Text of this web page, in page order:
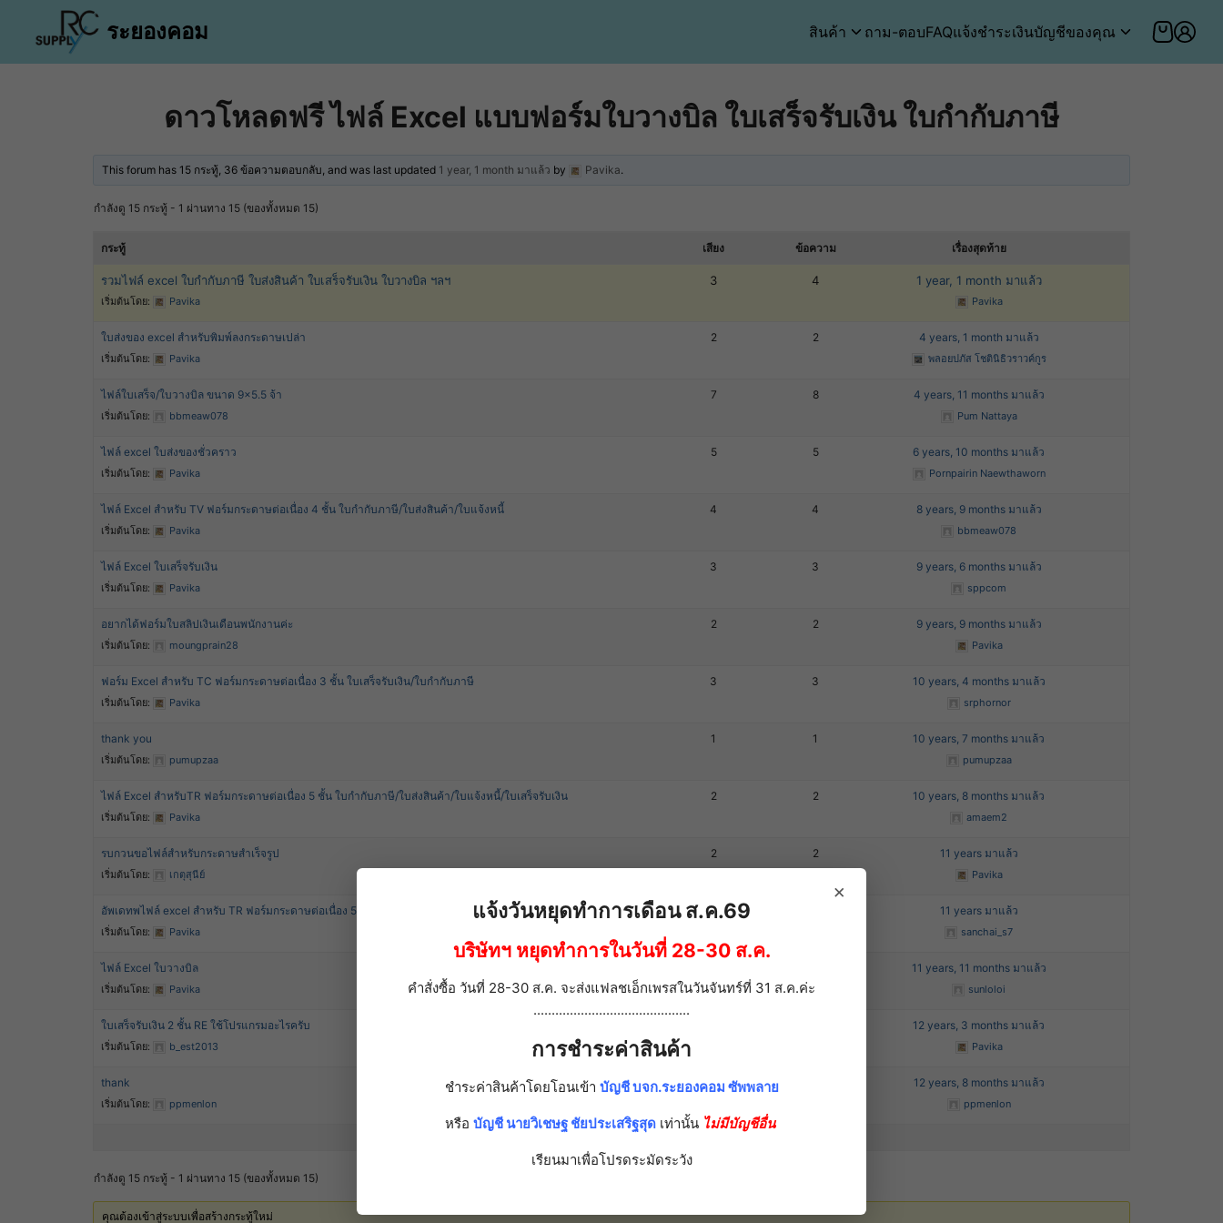
ระยองคอม สินค้า ถาม-ตอบFAQแจ้งชำระเงินบัญชีของคุณ
ดาวโหลดฟรี ไฟล์ Excel แบบฟอร์มใบวางบิล ใบเสร็จรับเงิน ใบกำกับภาษี
This forum has 15 กระทู้, 36 ข้อความตอบกลับ, and was last updated 1 year, 1 month มาแล้ว by Pavika.
กำลังดู 15 กระทู้ - 1 ผ่านทาง 15 (ของทั้งหมด 15)
กระทู้ เสียง ข้อความ เรื่องสุดท้าย
รวมไฟล์ excel ใบกำกับภาษี ใบส่งสินค้า ใบเสร็จรับเงิน ใบวางบิล ฯลฯ
เริ่มต้นโดย: Pavika
3 4 1 year, 1 month มาแล้ว
Pavika
ใบส่งของ excel สำหรับพิมพ์ลงกระดาษเปล่า
เริ่มต้นโดย: Pavika
2 2 4 years, 1 month มาแล้ว
พลอยปภัส โชตินิธิวราวค์กูร
ไฟล์ใบเสร็จ/ใบวางบิล ขนาด 9×5.5 จ้า
เริ่มต้นโดย: bbmeaw078
7 8 4 years, 11 months มาแล้ว
Pum Nattaya
ไฟล์ excel ใบส่งของชั่วคราว
เริ่มต้นโดย: Pavika
5 5 6 years, 10 months มาแล้ว
Pornpairin Naewthaworn
ไฟล์ Excel สำหรับ TV ฟอร์มกระดาษต่อเนื่อง 4 ชั้น ใบกำกับภาษี/ใบส่งสินค้า/ใบแจ้งหนี้
เริ่มต้นโดย: Pavika
4 4 8 years, 9 months มาแล้ว
bbmeaw078
ไฟล์ Excel ใบเสร็จรับเงิน
เริ่มต้นโดย: Pavika
3 3 9 years, 6 months มาแล้ว
sppcom
อยากได้ฟอร์มใบสลิปเงินเดือนพนักงานค่ะ
เริ่มต้นโดย: moungprain28
2 2 9 years, 9 months มาแล้ว
Pavika
ฟอร์ม Excel สำหรับ TC ฟอร์มกระดาษต่อเนื่อง 3 ชั้น ใบเสร็จรับเงิน/ใบกำกับภาษี
เริ่มต้นโดย: Pavika
3 3 10 years, 4 months มาแล้ว
srphornor
thank you
เริ่มต้นโดย: pumupzaa
1 1 10 years, 7 months มาแล้ว
pumupzaa
ไฟล์ Excel สำหรับTR ฟอร์มกระดาษต่อเนื่อง 5 ชั้น ใบกำกับภาษี/ใบส่งสินค้า/ใบแจ้งหนี้/ใบเสร็จรับเงิน
เริ่มต้นโดย: Pavika
2 2 10 years, 8 months มาแล้ว
amaem2
รบกวนขอไฟล์สำหรับกระดาษสำเร็จรูป
เริ่มต้นโดย: เกตุสุนีย์
2 2 11 years มาแล้ว
Pavika
อัพเดทพไฟล์ excel สำหรับ TR ฟอร์มกระดาษต่อเนื่อง 5 ชั้น ตามระเบียบสรรพากรเริ่มใช้ มกราคม57
เริ่มต้นโดย: Pavika
5 11 years มาแล้ว
sanchai_s7
ไฟล์ Excel ใบวางบิล
เริ่มต้นโดย: Pavika
11 years, 11 months มาแล้ว
sunloloi
ใบเสร็จรับเงิน 2 ชั้น RE ใช้โปรแกรมอะไรครับ
เริ่มต้นโดย: b_est2013
12 years, 3 months มาแล้ว
Pavika
thank
เริ่มต้นโดย: ppmenlon
1 12 years, 8 months มาแล้ว
ppmenlon
กำลังดู 15 กระทู้ - 1 ผ่านทาง 15 (ของทั้งหมด 15)
คุณต้องเข้าสู่ระบบเพื่อสร้างกระทู้ใหม่
×
แจ้งวันหยุดทำการเดือน ส.ค.69
บริษัทฯ หยุดทำการในวันที่ 28-30 ส.ค.
คำสั่งซื้อ วันที่ 28-30 ส.ค. จะส่งแฟลชเอ็กเพรสในวันจันทร์ที่ 31 ส.ค.ค่ะ
...........................................
การชำระค่าสินค้า
ชำระค่าสินค้าโดยโอนเข้า บัญชี บจก.ระยองคอม ซัพพลาย
หรือ บัญชี นายวิเชษฐ ชัยประเสริฐสุด เท่านั้น ไม่มีบัญชีอื่น
เรียนมาเพื่อโปรดระมัดระวัง